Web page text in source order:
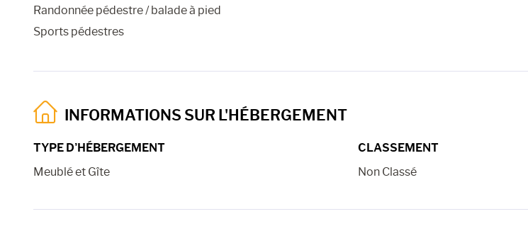
Randonnée pédestre / balade à pied
Sports pédestres
INFORMATIONS SUR L'HÉBERGEMENT
TYPE D’HÉBERGEMENT
Meublé et Gîte
CLASSEMENT
Non Classé